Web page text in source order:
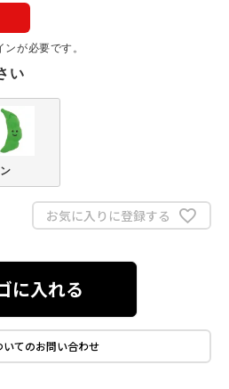
が必要です。
い
お気に入りに登録する
に入れる
いてのお問い合わせ